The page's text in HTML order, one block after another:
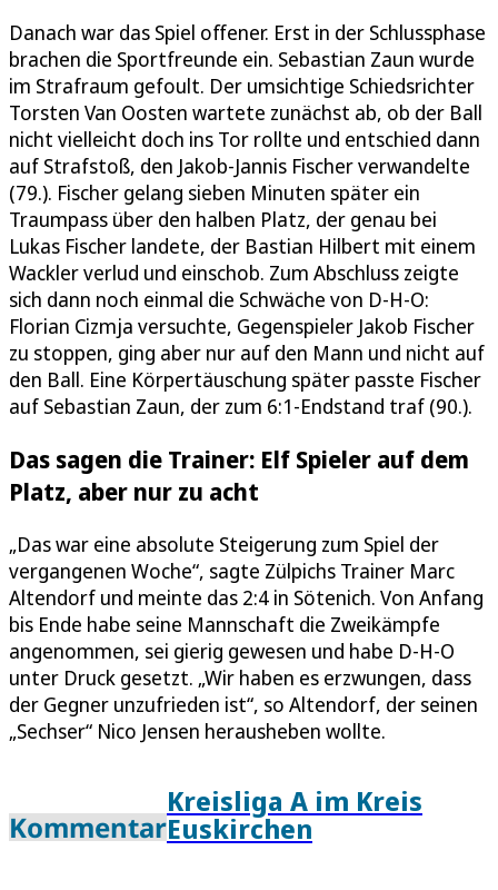
Danach war das Spiel offener. Erst in der Schlussphase
brachen die Sportfreunde ein. Sebastian Zaun wurde
im Strafraum gefoult. Der umsichtige Schiedsrichter
Torsten Van Oosten wartete zunächst ab, ob der Ball
nicht vielleicht doch ins Tor rollte und entschied dann
auf Strafstoß, den Jakob-Jannis Fischer verwandelte
(79.). Fischer gelang sieben Minuten später ein
Traumpass über den halben Platz, der genau bei
Lukas Fischer landete, der Bastian Hilbert mit einem
Wackler verlud und einschob. Zum Abschluss zeigte
sich dann noch einmal die Schwäche von D-H-O:
Florian Cizmja versuchte, Gegenspieler Jakob Fischer
zu stoppen, ging aber nur auf den Mann und nicht auf
den Ball. Eine Körpertäuschung später passte Fischer
auf Sebastian Zaun, der zum 6:1-Endstand traf (90.).
Das sagen die Trainer: Elf Spieler auf dem
Platz, aber nur zu acht
„Das war eine absolute Steigerung zum Spiel der
vergangenen Woche“, sagte Zülpichs Trainer Marc
Altendorf und meinte das 2:4 in Sötenich. Von Anfang
bis Ende habe seine Mannschaft die Zweikämpfe
angenommen, sei gierig gewesen und habe D-H-O
unter Druck gesetzt. „Wir haben es erzwungen, dass
der Gegner unzufrieden ist“, so Altendorf, der seinen
„Sechser“ Nico Jensen herausheben wollte.
Kommentar
Kreisliga A im Kreis
Euskirchen